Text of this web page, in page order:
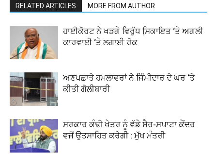
RELATED ARTICLES MORE FROM AUTHOR
ਹਾਈਕੋਰਟ ਨੇ ਖੜਗੇ ਵਿਰੁੱਧ ਸਿ਼ਕਾਇਤ ‘ਤੇ ਅਗਲੀ
ਕਾਰਵਾਈ ‘ਤੇ ਲਗਾਈ ਰੋਕ
ਅਣਪਛਾਤੇ ਹਮਲਾਵਰਾਂ ਨੇ ਜਿੰਮੀਦਾਰ ਦੇ ਘਰ ‘ਤੇ
ਕੀਤੀ ਗੋਲੀਬਾਰੀ
ਸਰਕਾਰ ਕੰਢੀ ਖੇਤਰ ਨੂੰ ਵੱਡੇ ਸੈਰ-ਸਪਾਟਾ ਕੇਂਦਰ
ਵਜੋਂ ਉਤਸਾਹਿਤ ਕਰੇਗੀ : ਮੁੱਖ ਮੰਤਰੀ